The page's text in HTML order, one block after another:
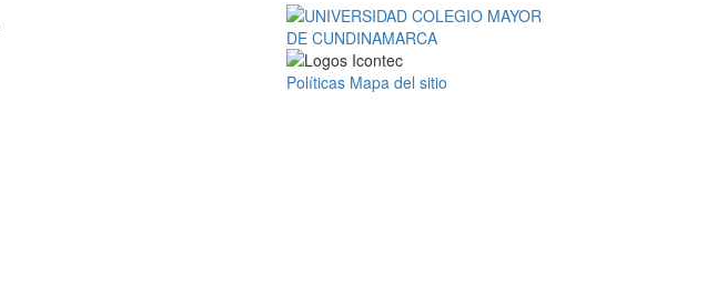
Políticas Mapa del sitio